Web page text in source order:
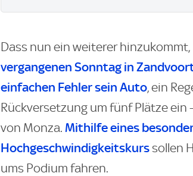
Dass nun ein weiterer
vergangenen Sonntag in
einfachen Fehler sein Auto, ein
Rückversetzung um fünf Plätze
von Monza. Mithilfe eines
Hochgeschwindigkeitskurs sollen
ums Podium fahren.